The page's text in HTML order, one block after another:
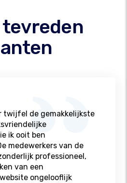
tevreden
twijfel de gemakkelijkste
ik ooit ben
medewerkers van de
professioneel,
van een
ongelooflijk